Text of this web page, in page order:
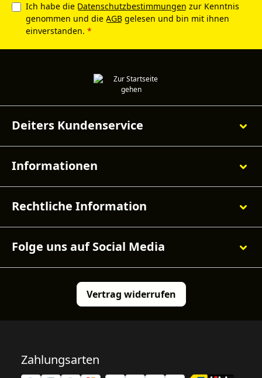
Ich habe die Datenschutzbestimmungen zur Kenntnis
genommen und die AGB gelesen und bin mit ihnen
einverstanden. *
Deiters Kundenservice
Informationen
Rechtliche Information
Folge uns auf Social Media
Vertrag widerrufen
Zahlungsarten